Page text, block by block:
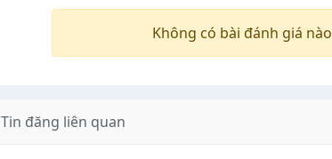
Không có bài đánh giá nào
Tin đăng liên quan